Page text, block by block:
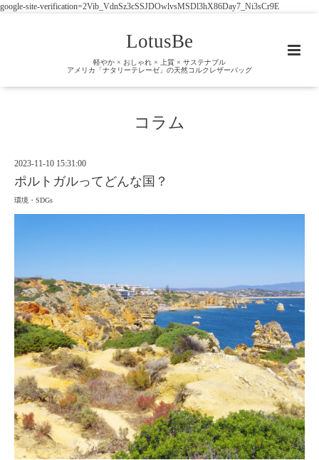
google-site-verification=2Vib_VdnSz3cSSJDOwlvsMSDl3hX86Day7_Ni3sCr9E
LotusBe
軽やか × おしゃれ × 上質 × サステナブル
アメリカ「ナタリーテレーゼ」の天然コルクレザーバッグ
コラム
2023-11-10 15:31:00
ポルトガルってどんな国？
環境・SDGs